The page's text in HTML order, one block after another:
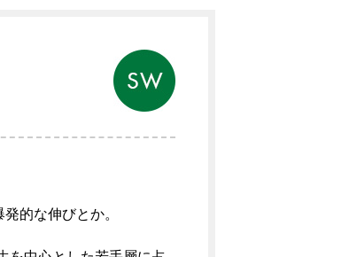
的な伸びとか。